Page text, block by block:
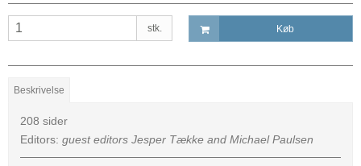
stk. Køb
Beskrivelse
208 sider
Editors: guest editors Jesper Tække and Michael Paulsen